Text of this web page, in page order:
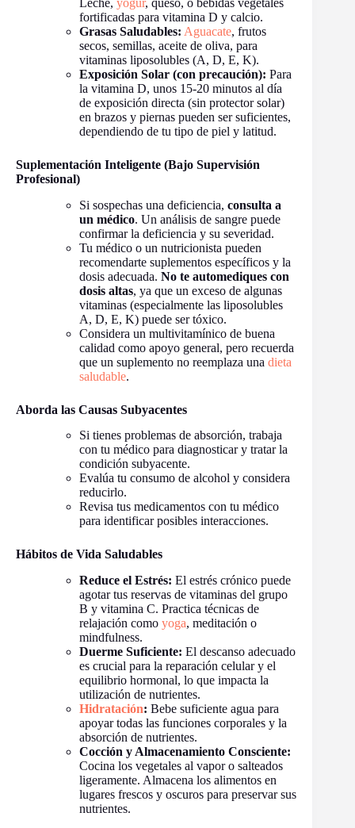
fortificadas para vitamina D y calcio.
Grasas Saludables: Aguacate, frutos
secos, semillas, aceite de oliva, para
vitaminas liposolubles (A, D, E, K).
Exposición Solar (con precaución): Para
la vitamina D, unos 15-20 minutos al día
de exposición directa (sin protector solar)
en brazos y piernas pueden ser suficientes,
dependiendo de tu tipo de piel y latitud.
Suplementación Inteligente (Bajo Supervisión
Profesional)
Si sospechas una deficiencia, consulta a
un médico. Un análisis de sangre puede
confirmar la deficiencia y su severidad.
Tu médico o un nutricionista pueden
recomendarte suplementos específicos y la
dosis adecuada. No te automediques con
dosis altas, ya que un exceso de algunas
vitaminas (especialmente las liposolubles
A, D, E, K) puede ser tóxico.
Considera un multivitamínico de buena
calidad como apoyo general, pero recuerda
que un suplemento no reemplaza una dieta
saludable.
Aborda las Causas Subyacentes
Si tienes problemas de absorción, trabaja
con tu médico para diagnosticar y tratar la
condición subyacente.
Evalúa tu consumo de alcohol y considera
reducirlo.
Revisa tus medicamentos con tu médico
para identificar posibles interacciones.
Hábitos de Vida Saludables
Reduce el Estrés: El estrés crónico puede
agotar tus reservas de vitaminas del grupo
B y vitamina C. Practica técnicas de
relajación como yoga, meditación o
mindfulness.
Duerme Suficiente: El descanso adecuado
es crucial para la reparación celular y el
equilibrio hormonal, lo que impacta la
utilización de nutrientes.
Hidratación: Bebe suficiente agua para
apoyar todas las funciones corporales y la
absorción de nutrientes.
Cocción y Almacenamiento Consciente:
Cocina los vegetales al vapor o salteados
ligeramente. Almacena los alimentos en
lugares frescos y oscuros para preservar sus
nutrientes.